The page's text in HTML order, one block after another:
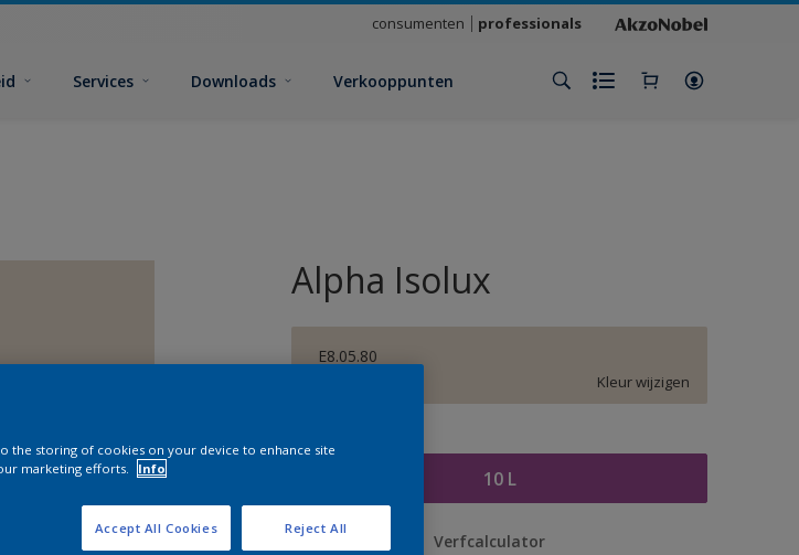
consumenten professionals
Services Downloads Verkooppunten
Alpha Isolux
E8.05.80
Kleur wijzigen
Grootte
10 L
Aantal Verfcalculator
the storing of cookies on your device to enhance site
marketing efforts.
Info
Reject All
Accept All Cookies